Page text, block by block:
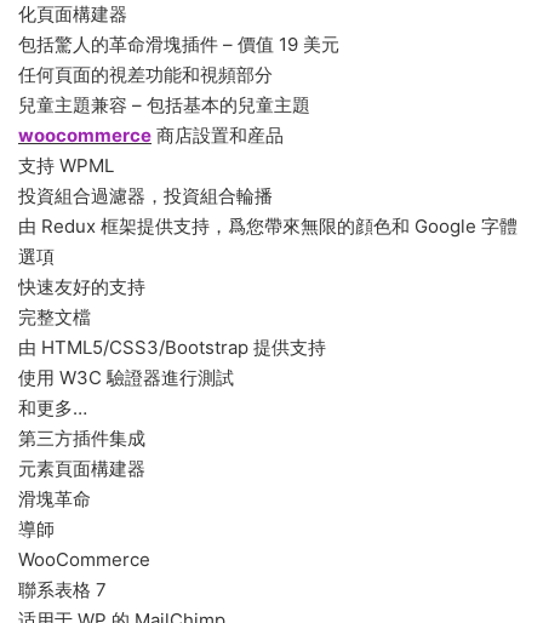
化頁面構建器
包括驚人的革命滑塊插件 – 價值 19 美元
任何頁面的視差功能和視頻部分
兒童主題兼容 – 包括基本的兒童主題
woocommerce 商店設置和産品
支持 WPML
投資組合過濾器，投資組合輪播
由 Redux 框架提供支持，爲您帶來無限的顔色和 Google 字體
選項
快速友好的支持
完整文檔
由 HTML5/CSS3/Bootstrap 提供支持
使用 W3C 驗證器進行測試
和更多…
第三方插件集成
元素頁面構建器
滑塊革命
導師
WooCommerce
聯系表格 7